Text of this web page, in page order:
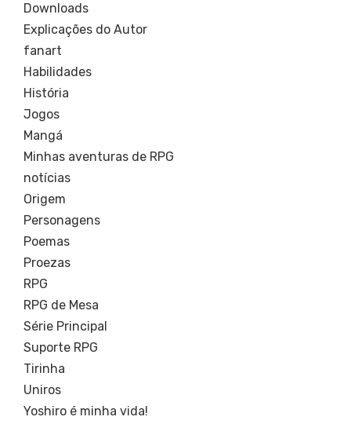
Downloads
Explicações do Autor
fanart
Habilidades
História
Jogos
Mangá
Minhas aventuras de RPG
notícias
Origem
Personagens
Poemas
Proezas
RPG
RPG de Mesa
Série Principal
Suporte RPG
Tirinha
Uniros
Yoshiro é minha vida!